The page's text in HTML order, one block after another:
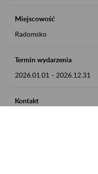
Miejscowość
Radomsko
Termin wydarzenia
2026.01.01 - 2026.12.31
Kontakt